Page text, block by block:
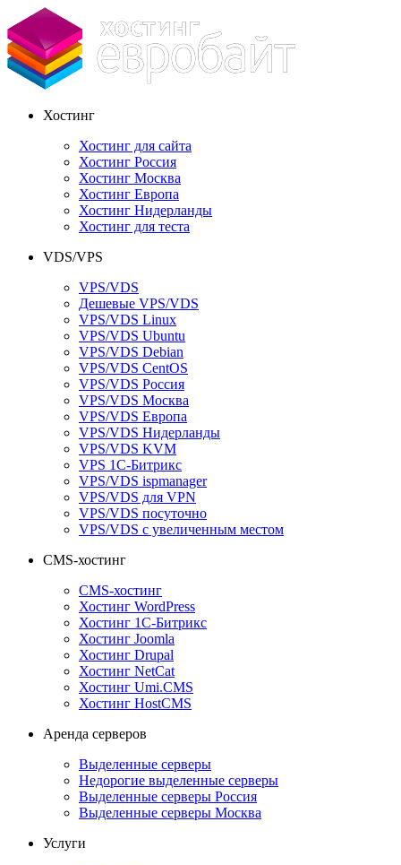
Хостинг
Хостинг для сайта
Хостинг Россия
Хостинг Москва
Хостинг Европа
Хостинг Нидерланды
Хостинг для теста
VDS/VPS
VPS/VDS
Дешевые VPS/VDS
VPS/VDS Linux
VPS/VDS Ubuntu
VPS/VDS Debian
VPS/VDS CentOS
VPS/VDS Россия
VPS/VDS Москва
VPS/VDS Европа
VPS/VDS Нидерланды
VPS/VDS KVM
VPS 1С-Битрикс
VPS/VDS ispmanager
VPS/VDS для VPN
VPS/VDS посуточно
VPS/VDS с увеличенным местом
CMS-хостинг
CMS-хостинг
Хостинг WordPress
Хостинг 1С-Битрикс
Хостинг Joomla
Хостинг Drupal
Хостинг NetCat
Хостинг Umi.CMS
Хостинг HostCMS
Аренда серверов
Выделенные серверы
Недорогие выделенные серверы
Выделенные серверы Россия
Выделенные серверы Москва
Услуги